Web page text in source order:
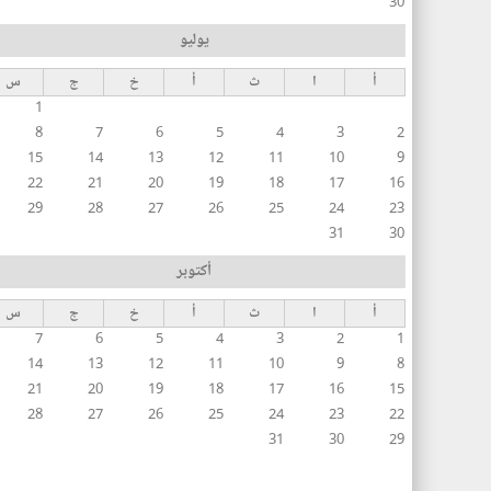
يوليو
أ ا ث أ خ ج
س
1
2
3
4
5
6
7
8
9
10
11
12
13
14
15
16
17
18
19
20
21
22
23
24
25
26
27
28
29
30
31
أكتوبر
أ ا ث أ خ ج
س
1
2
3
4
5
6
7
8
9
10
11
12
13
14
15
16
17
18
19
20
21
22
23
24
25
26
27
28
29
30
31